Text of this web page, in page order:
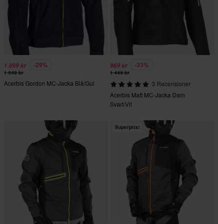
1 099 kr -29%
1 549 kr
Acerbis Gordon MC-Jacka Blå/Gul
969 kr -33%
1 449 kr
3 Recensioner
Acerbis Matt MC-Jacka Dam
Svart/Vit
Superpris!